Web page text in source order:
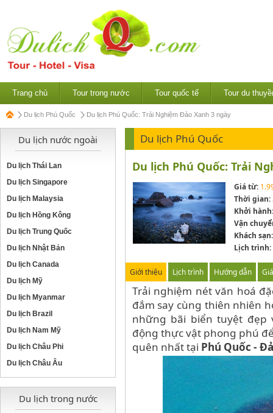
Trang chủ Tour trong nước Tour quốc tế Tour du
Du lịch Phú Quốc Du lịch Phú Quốc: Trải Nghiệm Đảo Xanh 3 ngày
Du lịch nước ngoài
Du lịch Thái Lan
Du lịch Singapore
Du lịch Malaysia
Du lịch Hồng Kông
Du lịch Trung Quốc
Du lịch Nhật Bản
Du lịch Canada
Du lịch Mỹ
Du lịch Myanmar
Du lịch Brazil
Du lịch Nam Mỹ
Du lịch Châu Phi
Du lịch Châu Âu
Du lịch trong nước
Du lịch Phú Quốc
Du lịch Phú Quốc: Trải
Giá từ:
Thời gian:
Khởi hành:
Vận
Khách sạn:
Lịch trình:
Giới thiệu Lịch trình Hướng dẫn Giá
Trải nghiệm nét văn hoá
đắm say cùng thiên nhiên
những bãi biển tuyệt đẹp
động thực vật phong phú
quên nhất tại Phú Quốc -